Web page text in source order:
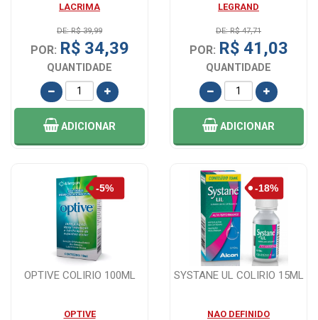
LACRIMA
DE: R$ 39,99
POR: R$ 34,39
QUANTIDADE
ADICIONAR
LEGRAND
DE: R$ 47,71
POR: R$ 41,03
QUANTIDADE
ADICIONAR
OPTIVE COLIRIO 100ML
OPTIVE
SYSTANE UL COLIRIO 15ML
NAO DEFINIDO